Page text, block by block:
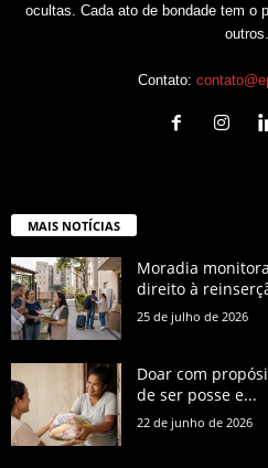
ocultas. Cada ato de bondade tem o
outros.
Contato:
MAIS NOTÍCIAS
Moradia
direito à
25 de julho de 2026
Doar com
de ser posse e...
22 de junho de 2026